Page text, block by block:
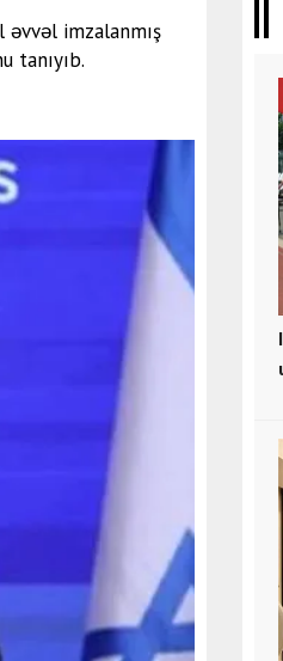
imzalanmış
tanıyıb.